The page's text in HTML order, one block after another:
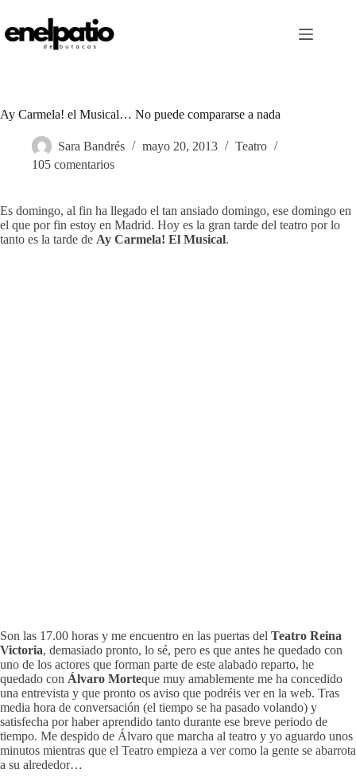
contenido
Ay Carmela! el Musical… No puede compararse a nada
Sara Bandrés mayo 20, 2013
Teatro
105 comentarios
Es domingo, al fin ha llegado el tan ansiado domingo, ese domingo en
el que por fin estoy en Madrid. Hoy es la gran tarde del teatro por lo
tanto es la tarde de Ay Carmela! El Musical.
Son las 17.00 horas y me encuentro en las puertas del Teatro Reina
Victoria, demasiado pronto, lo sé, pero es que antes he quedado con
uno de los actores que forman parte de este alabado reparto, he
quedado con Álvaro Morteque muy amablemente me ha concedido
una entrevista y que pronto os aviso que podréis ver en la web. Tras
media hora de conversación (el tiempo se ha pasado volando) y
satisfecha por haber aprendido tanto durante ese breve periodo de
tiempo. Me despido de Álvaro que marcha al teatro y yo aguardo unos
minutos mientras que el Teatro empieza a ver como la gente se abarrota
a su alrededor…